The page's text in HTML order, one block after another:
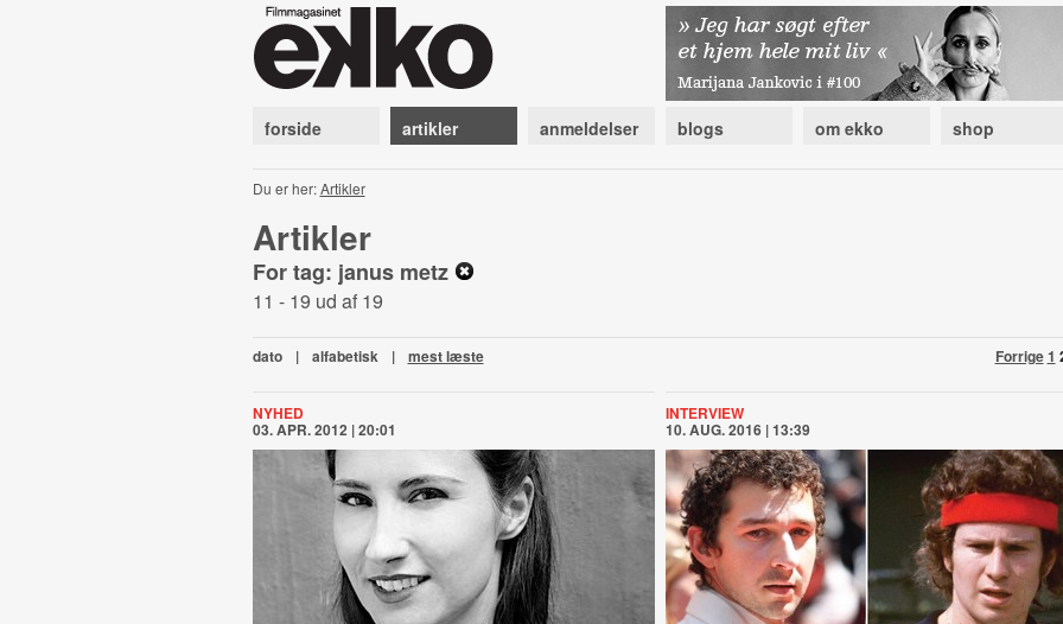
forside artikler anmeldelser blogs om ekko shop
Du er her:Artikler
Artikler
For tag: janus metz
11 - 19 ud af 19
Forrige1
dato | alfabetisk | mest læste
NYHED
03. APR. 2012 | 20:01
INTERVIEW
10. AUG. 2016 | 13:39